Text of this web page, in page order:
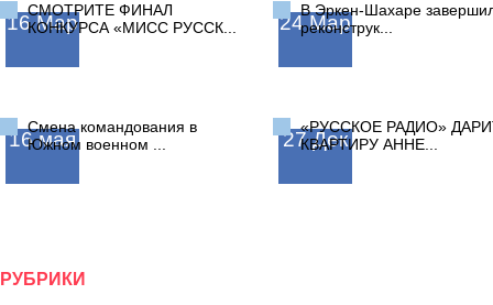
16Мар
СМОТРИТЕ ФИНАЛ
КОНКУРСА «МИСС РУССК...
24Мар
В Эркен-Шахаре
реконструк...
16мая
Смена командования в
Южном военном ...
27Дек
«РУССКОЕ РАДИО»
КВАРТИРУ АННЕ...
РУБРИКИ